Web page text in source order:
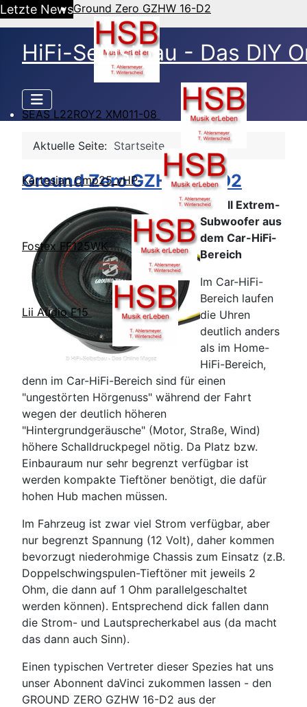
Letzte NewsGround Zero GZHW 16-D2
SEAS L22ROY2 XM011-08
Kartesian Cmp25_vHP
Fostex FF125WK
Lii Audio F15
HiFi-Selbstbau - Das DIY
Aktuelle Seite: Startseite
Ground Zero GZHW 16-D2
6-Zoll Extrem-
Subwoofer aus
dem Car-HiFi-
Bereich
Im Car-HiFi-
Bereich laufen
die Uhren
deutlich anders
als im Home-
HiFi-Bereich,
denn im Car-HiFi-Bereich sind für einen
"ungestörten Hörgenuss" während der Fahrt
wegen der deutlich höheren
"Hintergrundgeräusche" (Motor, Straße, Wind)
höhere Schalldruckpegel nötig. Da Platz bzw.
Einbauraum nur sehr begrenzt verfügbar ist
werden kompakte Tieftöner benötigt, die dafür
hohen Hub machen müssen.
Im Fahrzeug ist zwar viel Strom verfügbar, aber
nur begrenzt Spannung (12 Volt), daher kommen
bevorzugt niederohmige Chassis zum Einsatz (z.B.
Doppelschwingspulen-Tieftöner mit jeweils 2
Ohm, die dann auf 1 Ohm parallelgeschaltet
werden können). Entsprechend dick fallen dann
die Strom- und Lautsprecherkabel aus (da macht
das dann auch Sinn).
Einen typischen Vertreter dieser Spezies hat uns
unser Abonnent daVinci zukommen lassen - den
GROUND ZERO GZHW 16-D2 aus der